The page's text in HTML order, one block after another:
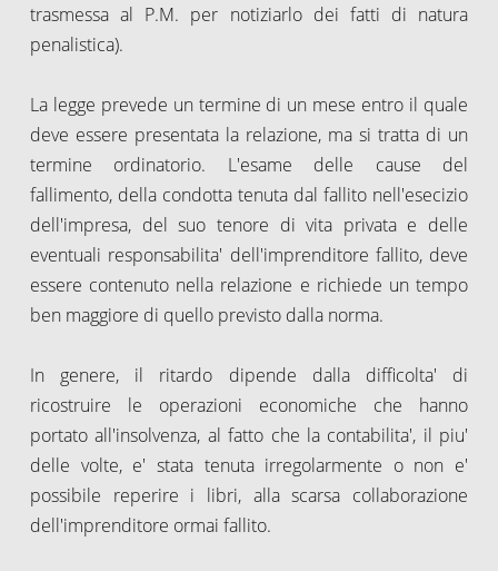
trasmessa al P.M. per notiziarlo dei fatti di natura
penalistica).
La legge prevede un termine di un mese entro il quale
deve essere presentata la relazione, ma si tratta di un
termine ordinatorio. L'esame delle cause del
fallimento, della condotta tenuta dal fallito nell'esecizio
dell'impresa, del suo tenore di vita privata e delle
eventuali responsabilita' dell'imprenditore fallito, deve
essere contenuto nella relazione e richiede un tempo
ben maggiore di quello previsto dalla norma.
In genere, il ritardo dipende dalla difficolta' di
ricostruire le operazioni economiche che hanno
portato all'insolvenza, al fatto che la contabilita', il piu'
delle volte, e' stata tenuta irregolarmente o non e'
possibile reperire i libri, alla scarsa collaborazione
dell'imprenditore ormai fallito.